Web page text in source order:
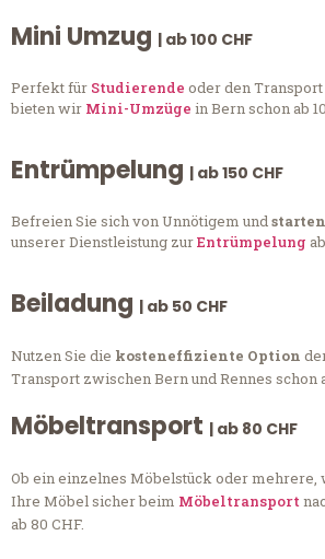
Mini Umzug | ab 100 CHF
Perfekt für Studierende oder den
bieten wir Mini-Umzüge in Bern schon ab
Entrümpelung | ab 150 CHF
Befreien Sie sich von Unnötigem und
unserer Dienstleistung zurEntrümpelung
Beiladung | ab 50 CHF
Nutzen Sie die kosteneffiziente Option
Transport zwischen Bern und Rennes schon
Möbeltransport | ab 80 CHF
Ob ein einzelnes Möbelstück oder
Ihre Möbel sicher beim Möbeltransport
ab 80 CHF.